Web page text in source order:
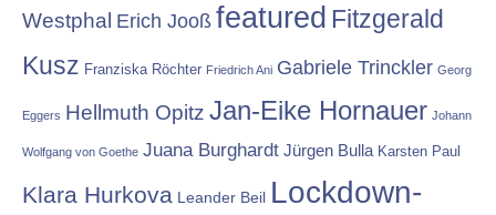
Westphal Erich Jooß featured Fitzgerald
Kusz Franziska Röchter Friedrich Ani Gabriele Trinckler Georg
Eggers Hellmuth Opitz Jan-Eike Hornauer Johann
Wolfgang von Goethe Juana Burghardt Jürgen Bulla Karsten Paul
Klara Hurkova Leander Beil Lockdown-